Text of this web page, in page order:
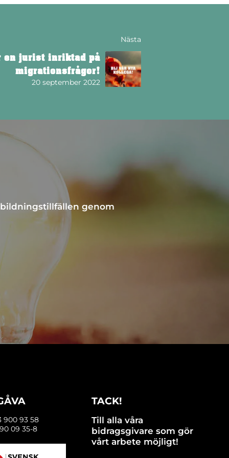
Nästa
en jurist inriktad på
migrationsfrågor!
20 september 2022
genom
900 93 58
09 35-8
TACK!
Till alla våra
bidragsgivare som gör
vårt arbete möjligt!